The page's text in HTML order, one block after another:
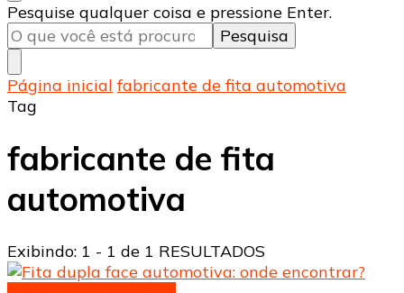
Procurando
algo?
Pesquise qualquer coisa e pressione Enter.
Página inicial fabricante de fita automotiva
Tag
fabricante de fita
automotiva
Exibindo: 1 - 1 de 1 RESULTADOS